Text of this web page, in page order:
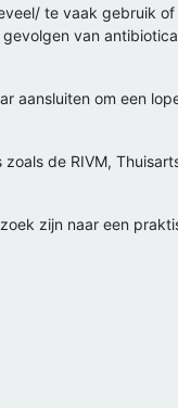
te vaak gebruik of
van
aansluiten om een
de RIVM,
zijn naar een